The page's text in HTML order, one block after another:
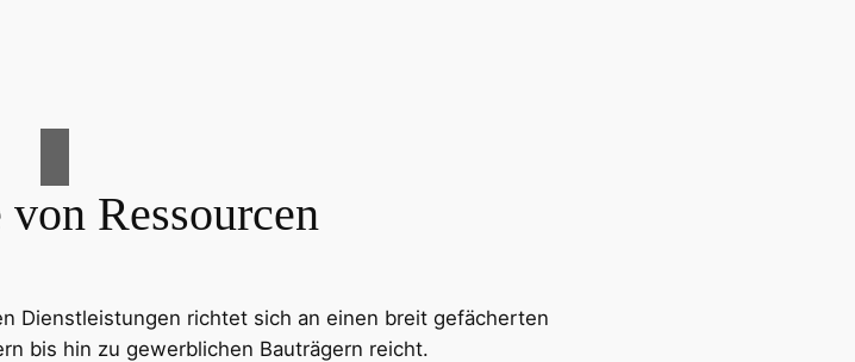
Ressourcen
Dienstleistungen richtet sich an einen breit gefächerten
bis hin zu gewerblichen Bauträgern reicht.